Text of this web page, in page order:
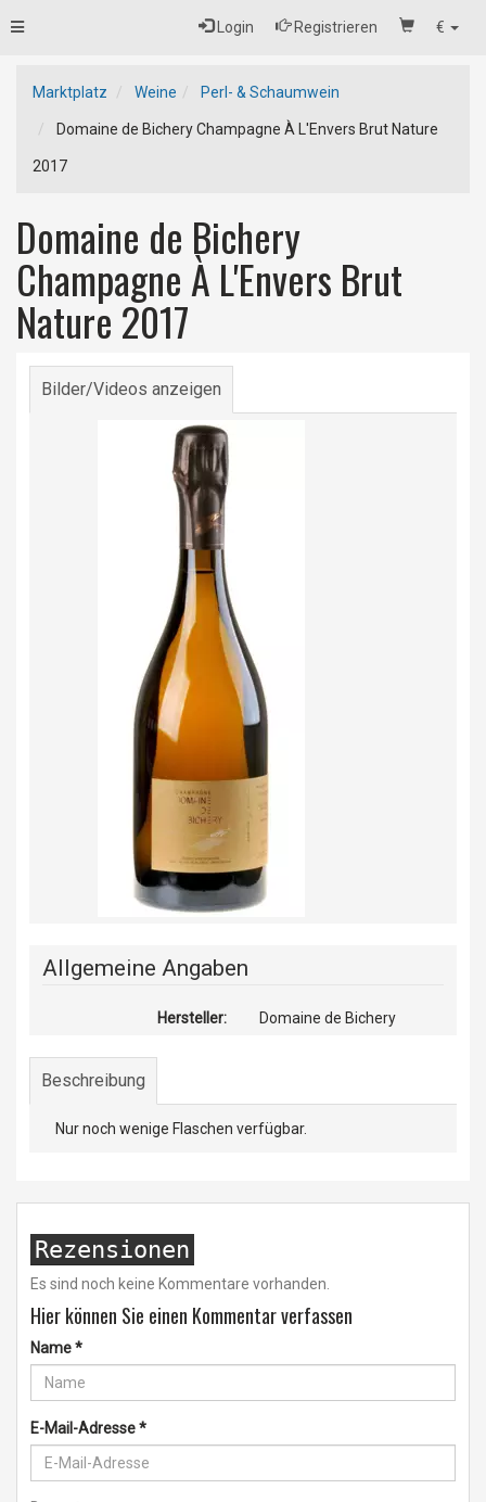
€
Login Registrieren
Toggle
Marktplatz Weine Perl- & Schaumwein
Domaine de Bichery Champagne À L'Envers Brut Nature
2017
Domaine de Bichery
Champagne À L'Envers Brut
Nature 2017
Bilder/Videos anzeigen
Allgemeine Angaben
Hersteller: Domaine de Bichery
Beschreibung
Nur noch wenige Flaschen verfügbar.
Rezensionen
Es sind noch keine Kommentare vorhanden.
Hier können Sie einen Kommentar verfassen
Name*
E-Mail-Adresse*